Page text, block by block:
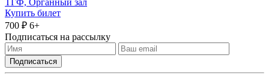
Купить билет
700 ₽ 6+
Подписаться на рассылку